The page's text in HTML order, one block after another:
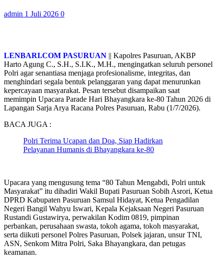
admin 1 Juli 2026 0
LENBARI.COM PASURUAN || Kapolres Pasuruan, AKBP
Harto Agung C., S.H., S.I.K., M.H., mengingatkan seluruh personel
Polri agar senantiasa menjaga profesionalisme, integritas, dan
menghindari segala bentuk pelanggaran yang dapat menurunkan
kepercayaan masyarakat. Pesan tersebut disampaikan saat
memimpin Upacara Parade Hari Bhayangkara ke-80 Tahun 2026 di
Lapangan Sarja Arya Racana Polres Pasuruan, Rabu (1/7/2026).
BACA JUGA :
Polri Terima Ucapan dan Doa, Siap Hadirkan
Pelayanan Humanis di Bhayangkara ke-80
Upacara yang mengusung tema “80 Tahun Mengabdi, Polri untuk
Masyarakat” itu dihadiri Wakil Bupati Pasuruan Sobih Asrori, Ketua
DPRD Kabupaten Pasuruan Samsul Hidayat, Ketua Pengadilan
Negeri Bangil Wahyu Iswari, Kepala Kejaksaan Negeri Pasuruan
Rustandi Gustawirya, perwakilan Kodim 0819, pimpinan
perbankan, perusahaan swasta, tokoh agama, tokoh masyarakat,
serta diikuti personel Polres Pasuruan, Polsek jajaran, unsur TNI,
ASN, Senkom Mitra Polri, Saka Bhayangkara, dan petugas
keamanan.